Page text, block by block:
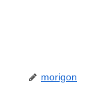
morigon